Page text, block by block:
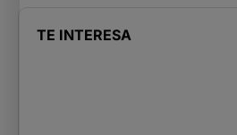
TE INTERESA